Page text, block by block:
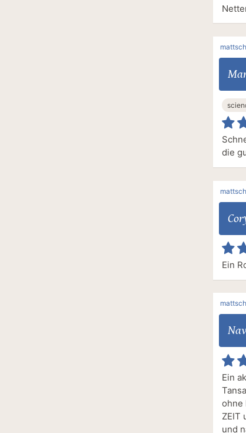
die
Ein
Ein
ohne
ZEIT
und